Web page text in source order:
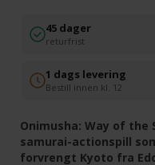
45 dager
returfrist
1 dags levering
Bestill innen kl. 12
Onimusha: Way of the
samurai-actionspill
forvrengt Kyoto fra